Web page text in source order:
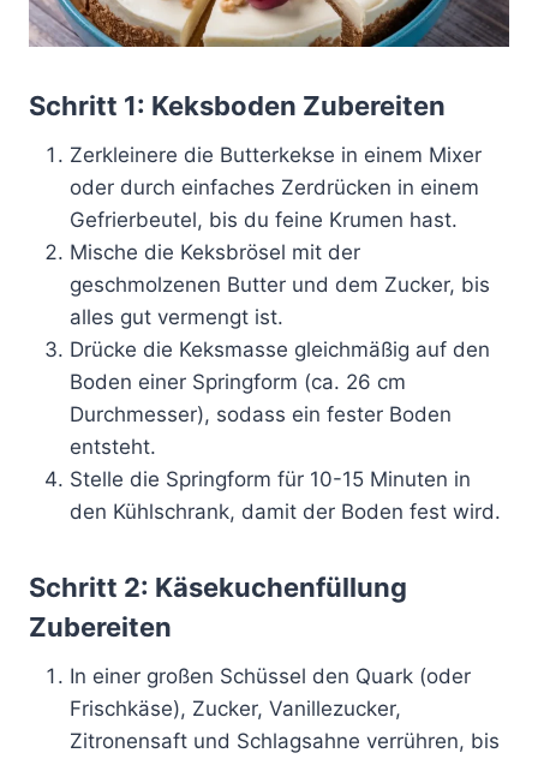
Schritt 1: Keksboden Zubereiten
Zerkleinere die Butterkekse in einem Mixer
oder durch einfaches Zerdrücken in einem
Gefrierbeutel, bis du feine Krumen hast.
Mische die Keksbrösel mit der
geschmolzenen Butter und dem Zucker, bis
alles gut vermengt ist.
Drücke die Keksmasse gleichmäßig auf den
Boden einer Springform (ca. 26 cm
Durchmesser), sodass ein fester Boden
entsteht.
Stelle die Springform für 10-15 Minuten in
den Kühlschrank, damit der Boden fest wird.
Schritt 2: Käsekuchenfüllung
Zubereiten
In einer großen Schüssel den Quark (oder
Frischkäse), Zucker, Vanillezucker,
Zitronensaft und Schlagsahne verrühren, bis